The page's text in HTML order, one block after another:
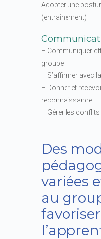
Adopter une
(entrainement)
– Communiquer
groupe
– S’affirmer avec
– Donner et
reconnaissance
– Gérer les
Des
variées
au
favoriser